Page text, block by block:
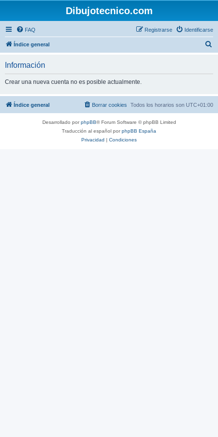
Dibujotecnico.com
FAQ Identificarse
Registrarse
Índice general
r
Información
Crear una nueva cuenta no es posible actualmente.
Índice general Todos los horarios son UTC+01:00
Borrar cookies
Desarrollado porphpBB® Forum Software © phpBB Limited
Traducción al español porphpBB España
Privacidad | Condiciones